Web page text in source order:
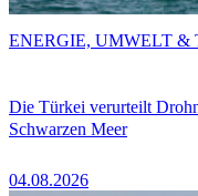
Die Türkei verurteilt
Schwarzen Meer
04.08.2026
ENERGIE, UMWELT &